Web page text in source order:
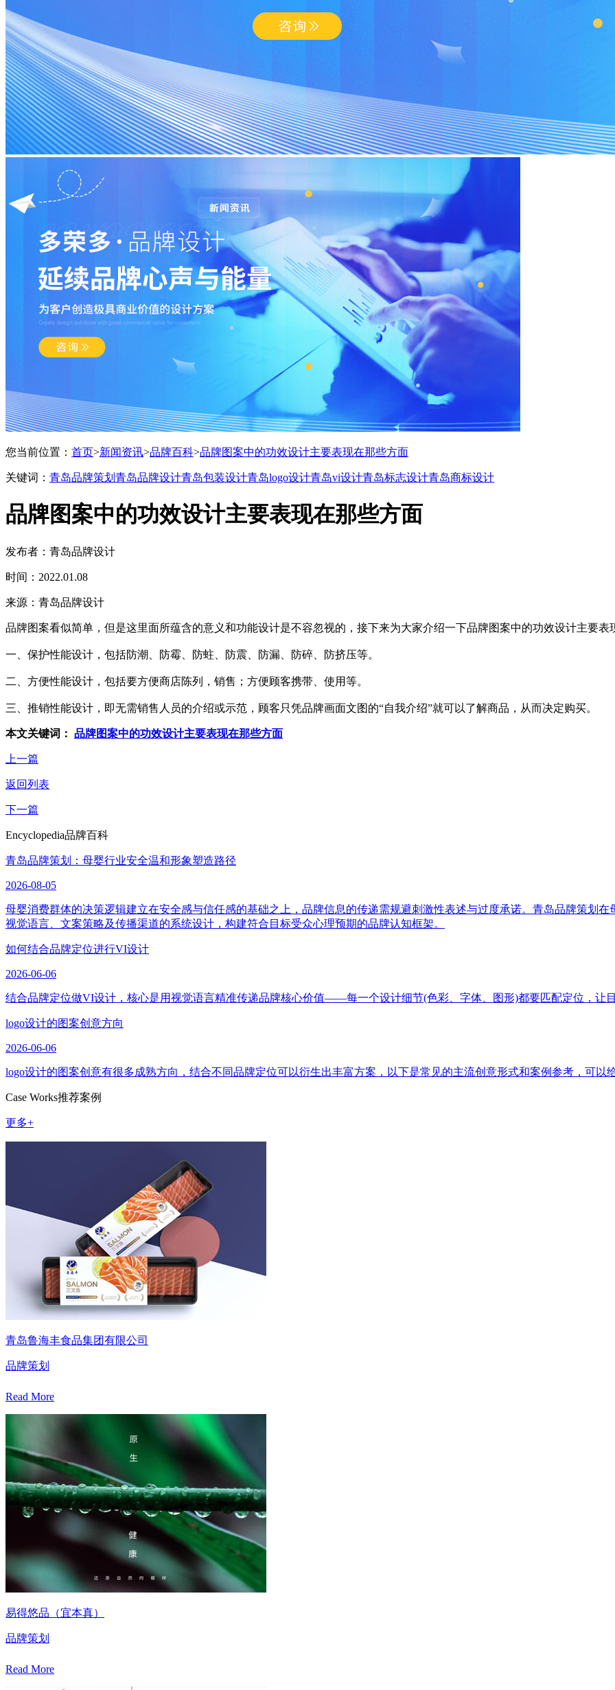
您当前位置： 首页>新闻资讯>品牌百科>品牌图案中的功效设计主要表现在那些方面
关键词： 青岛品牌策划 青岛品牌设计青岛包装设计青岛logo设计青岛vi设计青岛标志设计青岛商标设计
品牌图案中的功效设计主要表现在那些方面
发布者：青岛品牌设计
时间：2022.01.08
来源：青岛品牌设计
品牌图案看似简单，但是这里面所蕴含的意义和功能设计是不容忽视的，接下来为大家介绍一下品牌图案中的功效设计主要表
一、保护性能设计，包括防潮、防霉、防蛀、防震、防漏、防碎、防挤压等。
二、方便性能设计，包括要方便商店陈列，销售；方便顾客携带、使用等。
三、推销性能设计，即无需销售人员的介绍或示范，顾客只凭品牌画面文图的“自我介绍”就可以了解商品，从而决定购买。
本文关键词： 品牌图案中的功效设计主要表现在那些方面
上一篇
返回列表
下一篇
Encyclopedia品牌百科
青岛品牌策划：母婴行业安全温和形象塑造路径
2026-08-05
母婴消费群体的决策逻辑建立在安全感与信任感的基础之上，品牌信息的传递需规避刺激性表述与过度承诺。青岛品牌策划
视觉语言、文案策略及传播渠道的系统设计，构建符合目标受众心理预期的品牌认知框架。
如何结合品牌定位进行VI设计
2026-06-06
结合品牌定位做VI设计，核心是用视觉语言精准传递品牌核心价值——每一个设计细节(色彩、字体、图形)都要匹配定位，让
logo设计的图案创意方向
2026-06-06
logo设计的图案创意有很多成熟方向，结合不同品牌定位可以衍生出丰富方案，以下是常见的主流创意形式和案例参考，可以
Case Works推荐案例
更多+
青岛鲁海丰食品集团有限公司
品牌策划
Read More
易得悠品（宜本真）
品牌策划
Read More